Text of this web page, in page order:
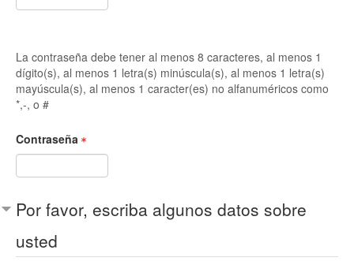
La contraseña debe tener al menos 8 caracteres, al menos 1
dígito(s), al menos 1 letra(s) minúscula(s), al menos 1 letra(s)
mayúscula(s), al menos 1 caracter(es) no alfanuméricos como
*,-, o #
Contraseña
Por favor, escriba algunos datos sobre
usted